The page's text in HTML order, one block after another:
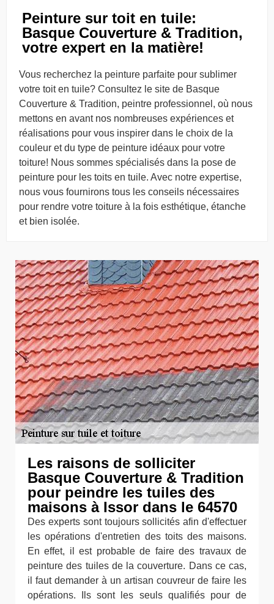
Peinture sur toit en tuile:
Basque Couverture & Tradition,
votre expert en la matière!
Vous recherchez la peinture parfaite pour sublimer
votre toit en tuile? Consultez le site de Basque
Couverture & Tradition, peintre professionnel, où nous
mettons en avant nos nombreuses expériences et
réalisations pour vous inspirer dans le choix de la
couleur et du type de peinture idéaux pour votre
toiture! Nous sommes spécialisés dans la pose de
peinture pour les toits en tuile. Avec notre expertise,
nous vous fournirons tous les conseils nécessaires
pour rendre votre toiture à la fois esthétique, étanche
et bien isolée.
Les raisons de solliciter
Basque Couverture & Tradition
pour peindre les tuiles des
maisons à Issor dans le 64570
Des experts sont toujours sollicités afin d'effectuer
les opérations d'entretien des toits des maisons.
En effet, il est probable de faire des travaux de
peinture des tuiles de la couverture. Dans ce cas,
il faut demander à un artisan couvreur de faire les
opérations. Ils sont les seuls qualifiés pour de